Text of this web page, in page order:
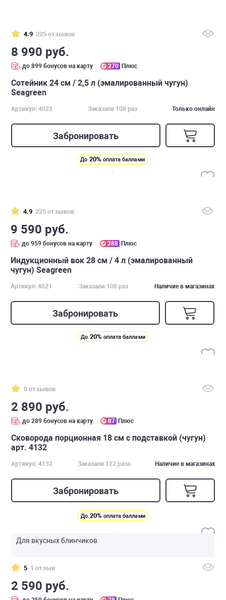
4.9 225 отзывов
8 990 руб.
до 899 бонусов на карту 270 Плюс
Сотейник 24 см / 2,5 л (эмалированный чугун)
Seagreen
Артикул: 4022 Заказали 108 раз Только онлайн
Забронировать
До 20% оплата баллами
4.9 225 отзывов
9 590 руб.
до 959 бонусов на карту 288 Плюс
Индукционный вок 28 см / 4 л (эмалированный
чугун) Seagreen
Артикул: 4021 Заказали 108 раз Наличие в магазинах
Забронировать
До 20% оплата баллами
0 отзывов
2 890 руб.
до 289 бонусов на карту 87 Плюс
Сковорода порционная 18 см с подставкой (чугун)
арт. 4132
Артикул: 4132 Заказали 122 раза Наличие в магазинах
Забронировать
До 20% оплата баллами
Для вкусных блинчиков
5 1 отзыв
2 590 руб.